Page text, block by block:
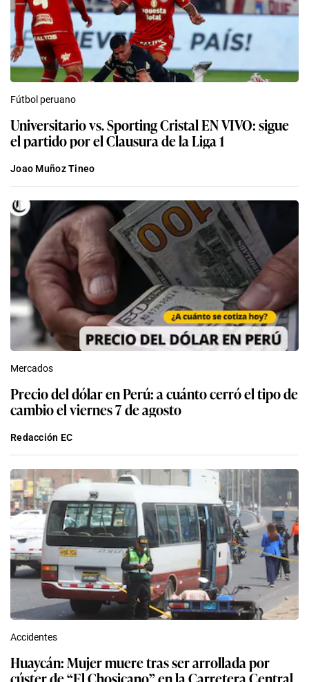
Fútbol peruano
Universitario vs. Sporting Cristal EN VIVO: sigue
el partido por el Clausura de la Liga 1
Joao Muñoz Tineo
Mercados
Precio del dólar en Perú: a cuánto cerró el tipo de
cambio el viernes 7 de agosto
Redacción EC
Accidentes
Huaycán: Mujer muere tras ser arrollada por
cúster de “El Chosicano” en la Carretera Central